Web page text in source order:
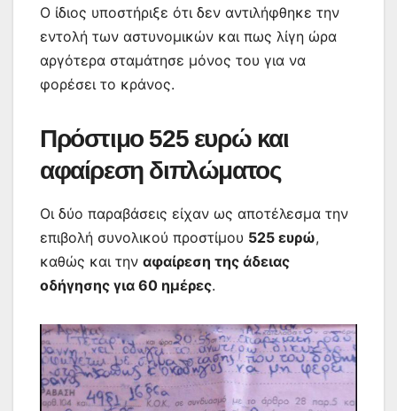
Ο ίδιος υποστήριξε ότι δεν αντιλήφθηκε την
εντολή των αστυνομικών και πως λίγη ώρα
αργότερα σταμάτησε μόνος του για να
φορέσει το κράνος.
Πρόστιμο 525 ευρώ και
αφαίρεση διπλώματος
Οι δύο παραβάσεις είχαν ως αποτέλεσμα την
επιβολή συνολικού προστίμου 525 ευρώ,
καθώς και την αφαίρεση της άδειας
οδήγησης για 60 ημέρες.